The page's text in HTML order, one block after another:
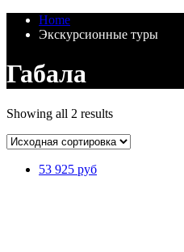
Home
Экскурсионные туры
Габала
Showing all 2 results
53 925 руб